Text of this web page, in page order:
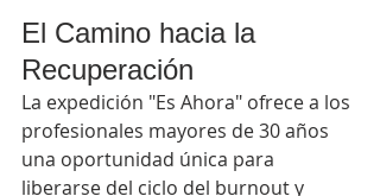
El Camino hacia la
Recuperación
La expedición "Es Ahora" ofrece a los
profesionales mayores de 30 años
una oportunidad única para
liberarse del ciclo del burnout y